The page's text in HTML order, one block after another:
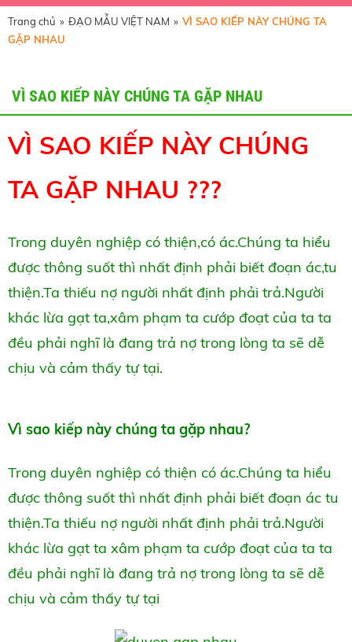
Trang chủ » ĐẠO MẪU VIỆT NAM » VÌ SAO KIẾP NÀY CHÚNG TA
GẶP NHAU
VÌ SAO KIẾP NÀY CHÚNG TA GẶP NHAU
VÌ SAO KIẾP NÀY CHÚNG
TA GẶP NHAU ???
Trong duyên nghiệp có thiện,có ác.Chúng ta hiểu
được thông suốt thì nhất định phải biết đoạn ác,tu
thiện.Ta thiếu nợ người nhất định phải trả.Người
khác lừa gạt ta,xâm phạm ta cướp đoạt của ta ta
đều phải nghĩ là đang trả nợ trong lòng ta sẽ dễ
chịu và cảm thấy tự tại.
Vì sao kiếp này chúng ta gặp nhau?
Trong duyên nghiệp có thiện có ác.Chúng ta hiểu
được thông suốt thì nhất định phải biết đoạn ác tu
thiện.Ta thiếu nợ người nhất định phải trả.Người
khác lừa gạt ta xâm phạm ta cướp đoạt của ta ta
đều phải nghĩ là đang trả nợ trong lòng ta sẽ dễ
chịu và cảm thấy tự tại